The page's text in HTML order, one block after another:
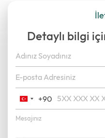
Detaylı bilgi
Turkey
+90
+90